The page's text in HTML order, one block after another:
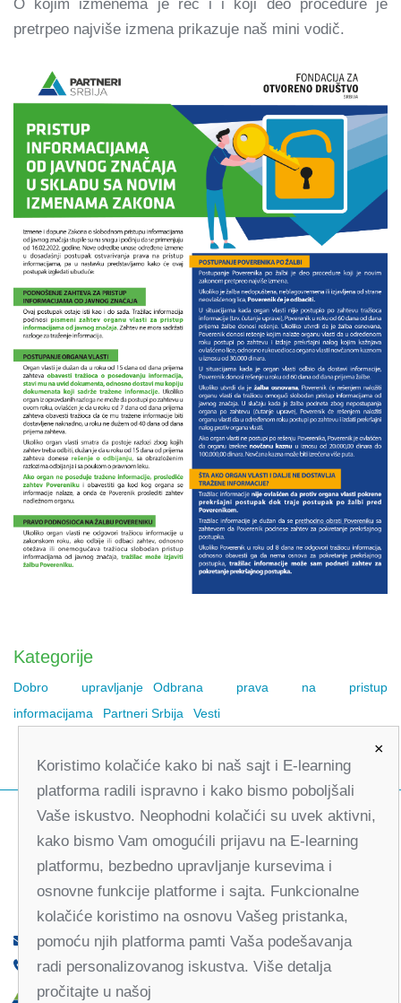
O kojim izmenema je reč i i koji deo procedure je
pretrpeo najviše izmena prikazuje naš mini vodič.
Kategorije
Dobro upravljanje
Odbrana prava na pristup
informacijama
Partneri Srbija Vesti
office@partners-serbia.org
(+381 11) 32 31 551, (+381 11) 32 31 552
Kralja Milana 10, 11000 Beograd, Srbija
×
Koristimo kolačiće kako bi naš sajt i E-learning
platforma radili ispravno i kako bismo poboljšali
Vaše iskustvo. Neophodni kolačići su uvek aktivni,
kako bismo Vam omogućili prijavu na E-learning
platformu, bezbedno upravljanje kursevima i
osnovne funkcije platforme i sajta. Funkcionalne
kolačiće koristimo na osnovu Vašeg pristanka,
pomoću njih platforma pamti Vaša podešavanja
radi personalizovanog iskustva. Više detalja
pročitajte u našoj